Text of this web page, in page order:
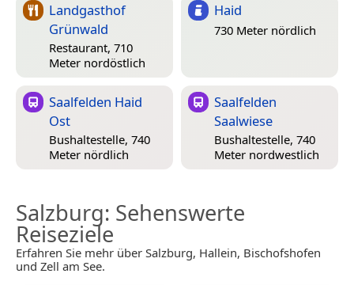
Landgasthof
Grünwald
Restaurant, 710
Meter nordöstlich
Haid
730 Meter nördlich
Saalfelden Haid
Ost
Bushaltestelle, 740
Meter nördlich
Saalfelden
Saalwiese
Bushaltestelle, 740
Meter nordwestlich
Salzburg: Sehenswerte
Reiseziele
Erfahren Sie mehr über Salzburg, Hallein, Bischofshofen
und Zell am See.